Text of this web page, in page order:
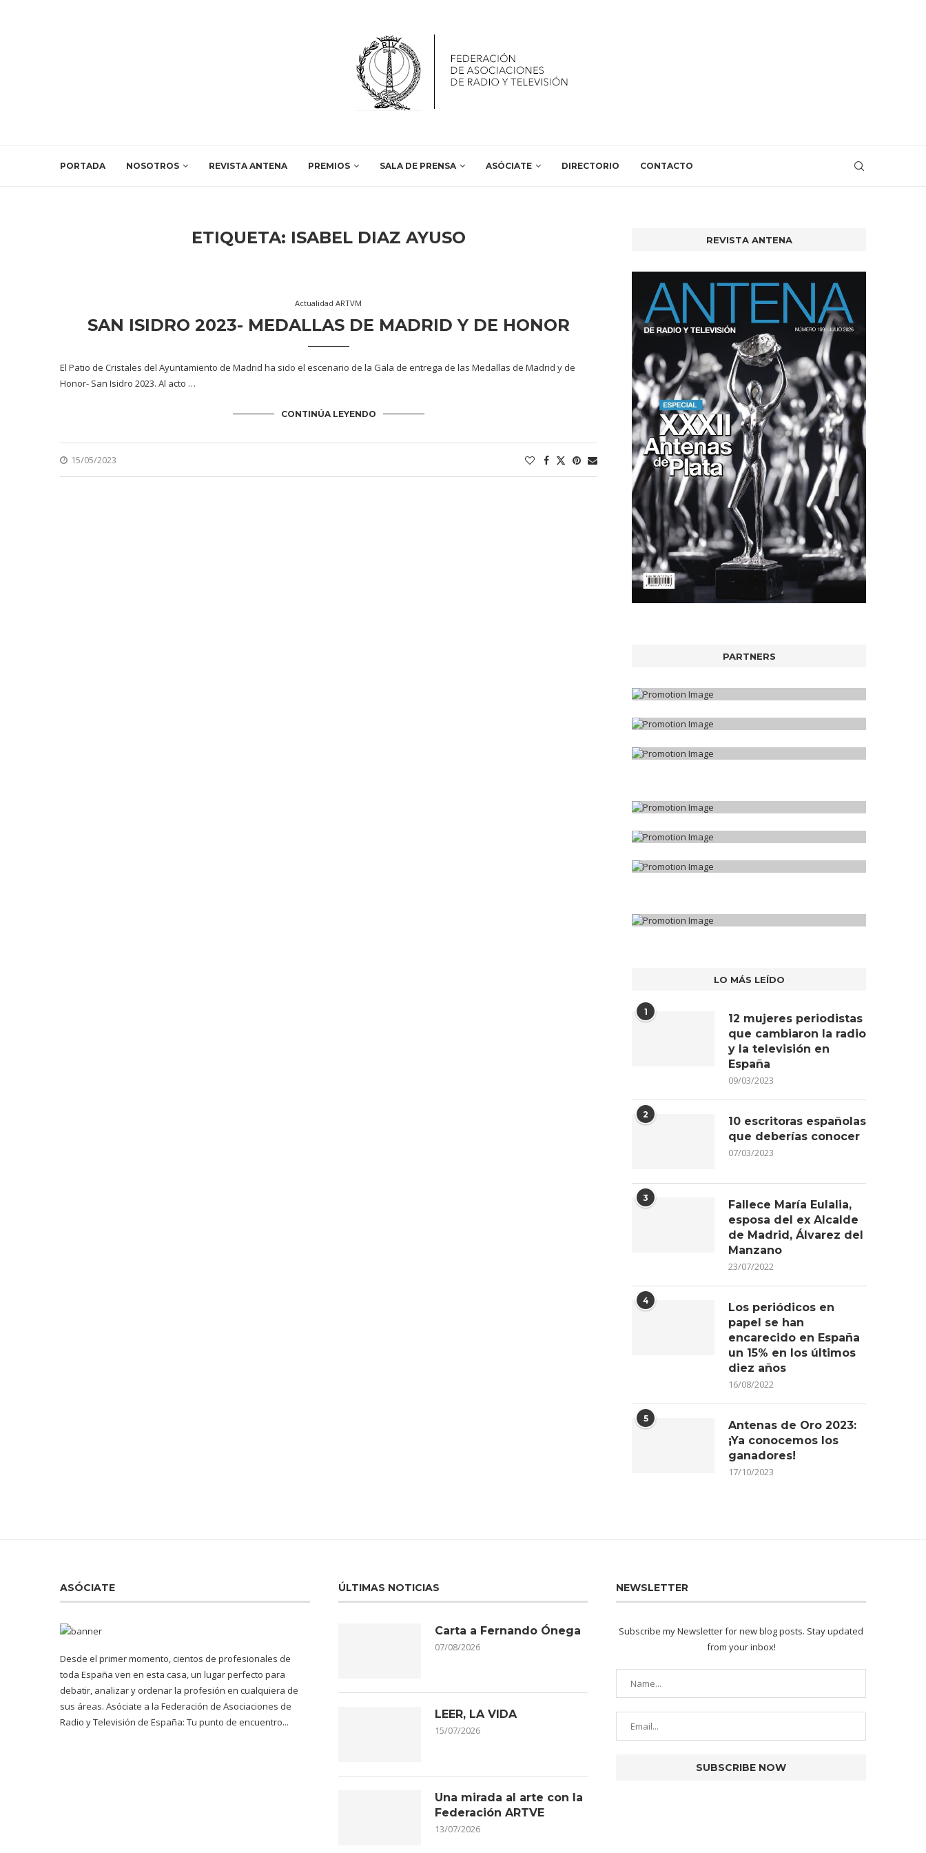
PORTADA NOSOTROS REVISTA ANTENA PREMIOS SALA DE PRENSA ASÓCIATE DIRECTORIO CONTACTO
ETIQUETA: ISABEL DIAZ AYUSO
Actualidad ARTVM
SAN ISIDRO 2023- MEDALLAS DE MADRID Y DE HONOR
El Patio de Cristales del Ayuntamiento de Madrid ha sido el escenario de la Gala de entrega de las Medallas de Madrid y de
Honor- San Isidro 2023. Al acto …
CONTINÚA LEYENDO
15/05/2023
REVISTA ANTENA
PARTNERS
LO MÁS LEÍDO
1
12 mujeres periodistas
que cambiaron la radio
y la televisión en
España
09/03/2023
2
10 escritoras españolas
que deberías conocer
07/03/2023
3
Fallece María Eulalia,
esposa del ex Alcalde
de Madrid, Álvarez del
Manzano
23/07/2022
4
Los periódicos en
papel se han
encarecido en España
un 15% en los últimos
diez años
16/08/2022
5
Antenas de Oro 2023:
¡Ya conocemos los
ganadores!
17/10/2023
ASÓCIATE
Desde el primer momento, cientos de profesionales de
toda España ven en esta casa, un lugar perfecto para
debatir, analizar y ordenar la profesión en cualquiera de
sus áreas. Asóciate a la Federación de Asociaciones de
Radio y Televisión de España: Tu punto de encuentro...
ÚLTIMAS NOTICIAS
Carta a Fernando Ónega
07/08/2026
LEER, LA VIDA
15/07/2026
Una mirada al arte con la
Federación ARTVE
13/07/2026
NEWSLETTER
Subscribe my Newsletter for new blog posts. Stay updated
from your inbox!